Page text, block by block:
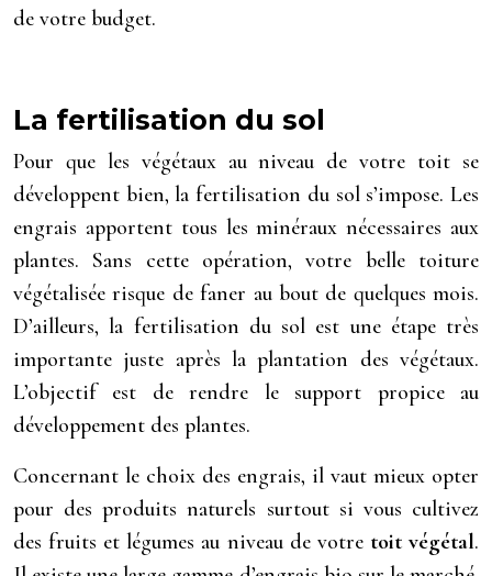
de votre budget.
La fertilisation du sol
Pour que les végétaux au niveau de votre toit se
développent bien, la fertilisation du sol s’impose. Les
engrais apportent tous les minéraux nécessaires aux
plantes. Sans cette opération, votre belle toiture
végétalisée risque de faner au bout de quelques mois.
D’ailleurs, la fertilisation du sol est une étape très
importante juste après la plantation des végétaux.
L’objectif est de rendre le support propice au
développement des plantes.
Concernant le choix des engrais, il vaut mieux opter
pour des produits naturels surtout si vous cultivez
des fruits et légumes au niveau de votre toit végétal.